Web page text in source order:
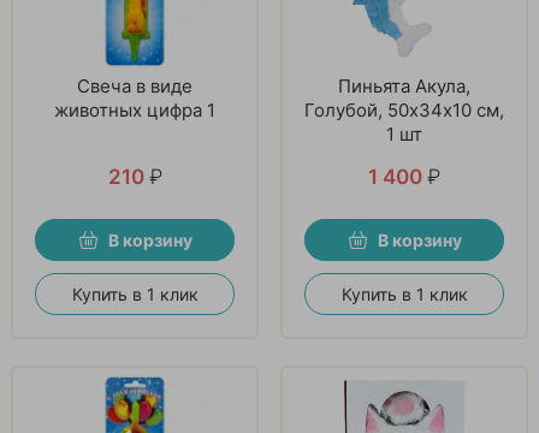
Свеча в виде
животных цифра 1
210 ₽
В корзину
Купить в 1 клик
Пиньята Акула,
Голубой, 50х34х10 см,
1 шт
1 400 ₽
В корзину
Купить в 1 клик